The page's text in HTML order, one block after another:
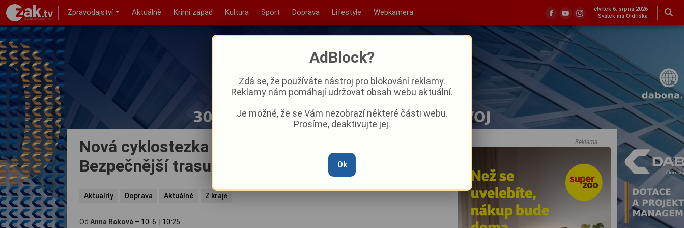
Zpravodajství Aktuálně Krimi západ Kultura Sport Doprava Lifestyle Webkamera
čtvrtek 6. srpna 2026
Svátek má Oldřiška
Nová cyklostezka propojuje Beňovy a Bezděkov.
Bezpečnější trasu dostali i zemědělci
Aktuality Doprava Aktuálně Z kraje
Od Anna Raková – 10. 6. 10:25
Reklama
AdBlock?
Zdá se, že používáte nástroj pro blokování reklamy.
Reklamy nám pomáhají udržovat obsah webu aktuální.
Je možné, že se Vám nezobrazí některé části webu.
Prosíme, deaktivujte jej.
Ok